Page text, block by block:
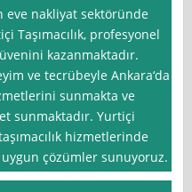
eve nakliyat sektöründe
Taşımacılık, profesyonel
kazanmaktadır.
ve tecrübeyle Ankara‘da
sunmakta ve
sunmaktadır. Yurtiçi
hizmetlerinde
çözümler sunuyoruz.